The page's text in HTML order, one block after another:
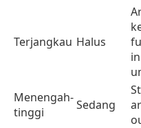
Terjangkau Halus
Menengah-
tinggi
Sedang